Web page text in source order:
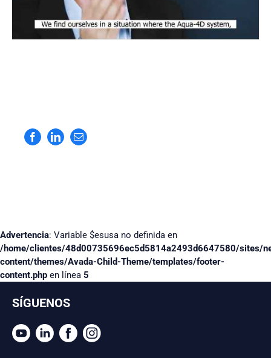
Facebook
LinkedInCorreo
electrónico
Advertencia: Variable $esusa no definida en
/home/clientes/48d00735696ec5d5814a2493d6647580/sites/
content/themes/Avada-Child-Theme/templates/footer-
content.php en línea 5
SÍGUENOS